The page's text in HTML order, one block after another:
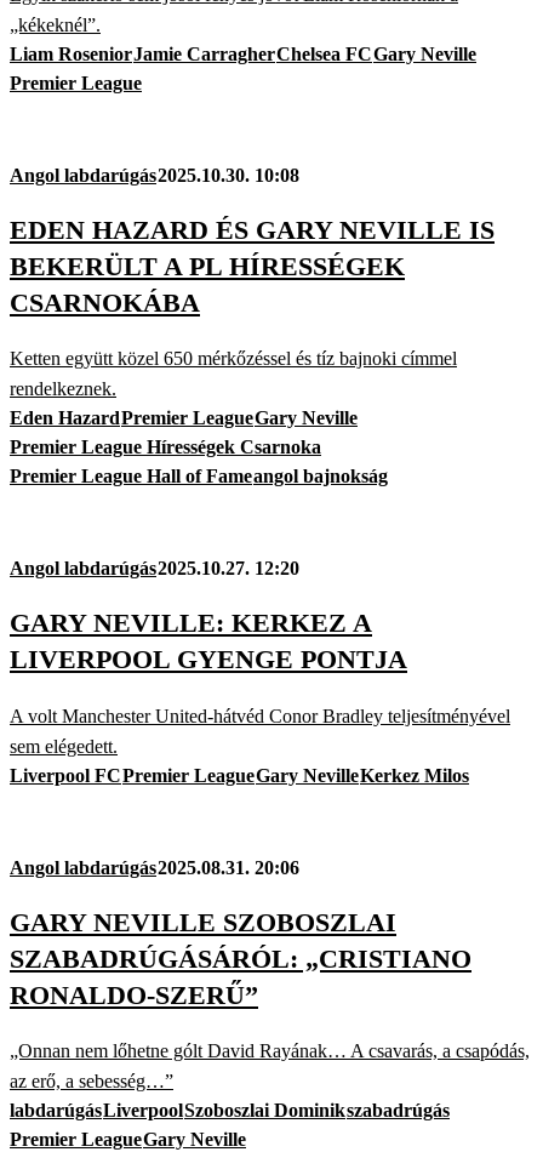
„kékeknél”.
Liam RoseniorJamie CarragherChelsea FCGary Neville
Premier League
Angol labdarúgás2025.10.30. 10:08
EDEN HAZARD ÉS GARY NEVILLE IS
BEKERÜLT A PL HÍRESSÉGEK
CSARNOKÁBA
Ketten együtt közel 650 mérkőzéssel és tíz bajnoki címmel
rendelkeznek.
Eden HazardPremier LeagueGary Neville
Premier League Hírességek Csarnoka
Premier League Hall of Fameangol bajnokság
Angol labdarúgás2025.10.27. 12:20
GARY NEVILLE: KERKEZ A
LIVERPOOL GYENGE PONTJA
A volt Manchester United-hátvéd Conor Bradley teljesítményével
sem elégedett.
Liverpool FCPremier LeagueGary NevilleKerkez Milos
Angol labdarúgás2025.08.31. 20:06
GARY NEVILLE SZOBOSZLAI
SZABADRÚGÁSÁRÓL: „CRISTIANO
RONALDO-SZERŰ”
„Onnan nem lőhetne gólt David Rayának… A csavarás, a csapódás,
az erő, a sebesség…”
labdarúgásLiverpoolSzoboszlai Dominikszabadrúgás
Premier LeagueGary Neville